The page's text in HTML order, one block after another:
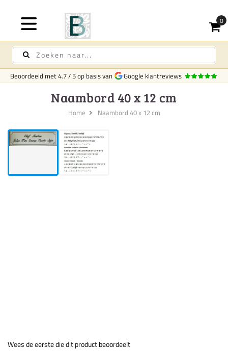
Beoordeeld met4.7/5op basis van Google klantreviews
Naambord 40 x 12 cm
Home Naambord 40 x 12 cm
Wees de eerste die dit product beoordeelt